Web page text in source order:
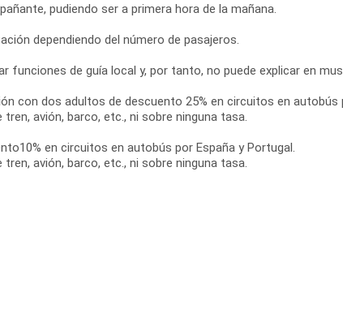
pudiendo ser a primera hora de la mañana.
dependiendo del número de pasajeros.
de guía local y, por tanto, no puede explicar en
con dos adultos de descuento 25% en circuitos en autobús
avión, barco, etc., ni sobre ninguna tasa.
en circuitos en autobús por España y Portugal.
avión, barco, etc., ni sobre ninguna tasa.